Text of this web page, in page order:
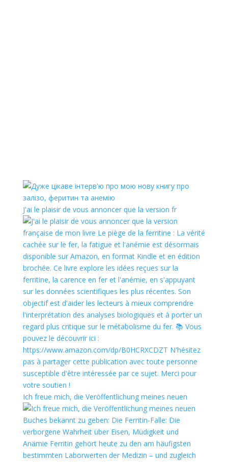
J'ai le plaisir de vous annoncer que la version fr
Ich freue mich, die Veröffentlichung meines neuen